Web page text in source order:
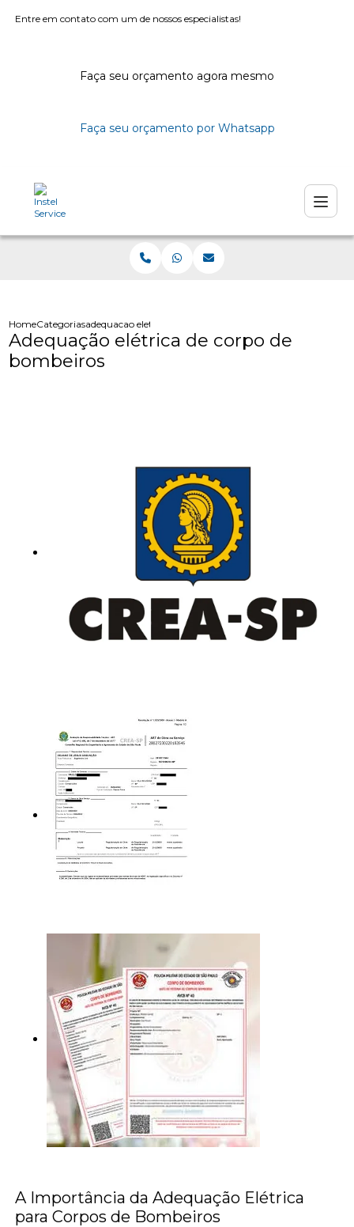
Entre em contato com um de nossos especialistas!
Faça seu orçamento agora mesmo
Faça seu orçamento por Whatsapp
HomeCategoriasadequacao eletrica corpo bombeiros
Adequação elétrica de corpo de
bombeiros
A Importância da Adequação Elétrica
para Corpos de Bombeiros